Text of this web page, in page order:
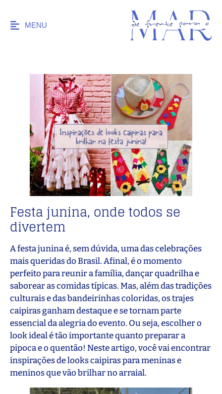
MENU
Festa junina, onde todos se
divertem
A festa junina é, sem dúvida, uma das celebrações
mais queridas do Brasil. Afinal, é o momento
perfeito para reunir a família, dançar quadrilha e
saborear as comidas típicas. Mas, além das tradições
culturais e das bandeirinhas coloridas, os trajes
caipiras ganham destaque e se tornam parte
essencial da alegria do evento. Ou seja, escolher o
look ideal é tão importante quanto preparar a
pipoca e o quentão! Neste artigo, você vai encontrar
inspirações de looks caipiras para meninas e
meninos que vão brilhar no arraial.